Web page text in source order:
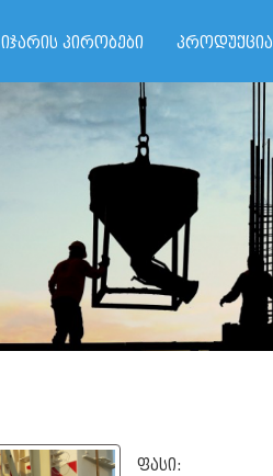
იჯარის პირობები პროდუქცია
ფასი: